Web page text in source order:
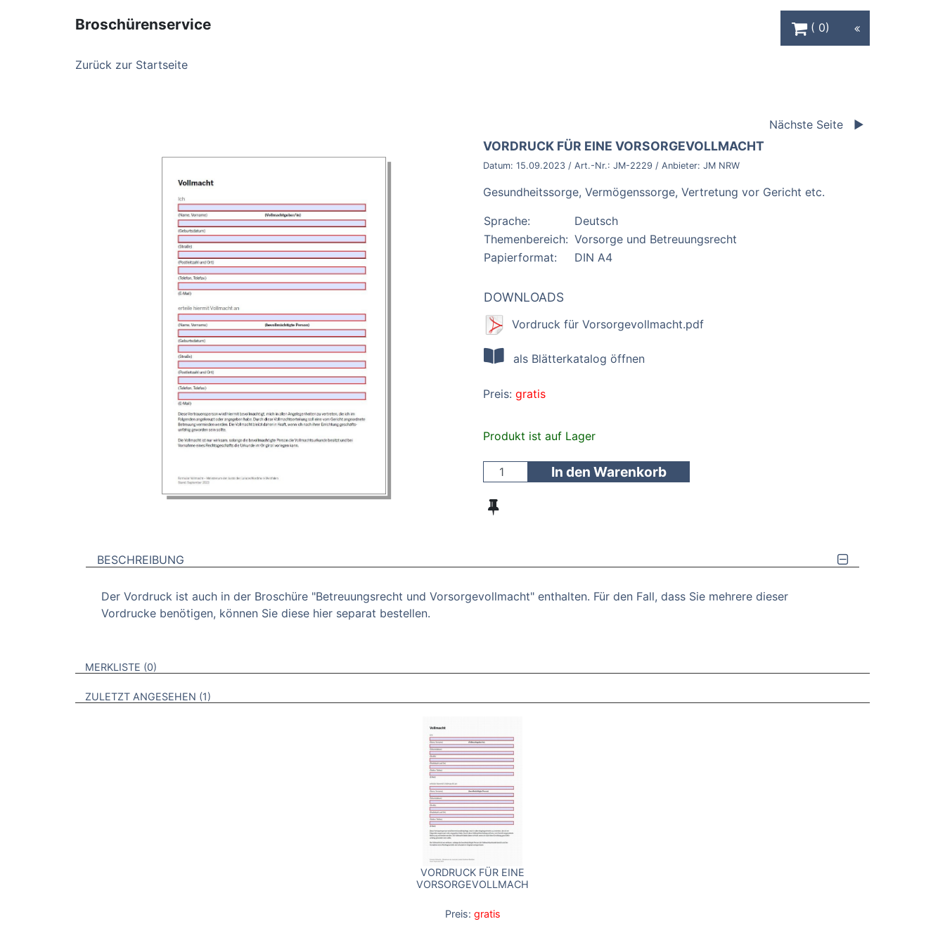
Broschürenservice
0
Zurück zur Startseite
Nächste Seite
BROSCHÜRE:
VORDRUCK FÜR EINE VORSORGEVOLLMACHT
Datum: 15.09.2023 / Art.-Nr.: JM-2229 / Anbieter: JM NRW
Gesundheitssorge, Vermögenssorge, Vertretung vor Gericht etc.
Sprache:
Deutsch
Themenbereich: Vorsorge und Betreuungsrecht
Papierformat:
DIN A4
DOWNLOADS
Vordruck für Vorsorgevollmacht.pdf
als Blätterkatalog öffnen
Preis: gratis
Produkt ist auf Lager
In den Warenkorb
BESCHREIBUNG
Der Vordruck ist auch in der Broschüre "Betreuungsrecht und Vorsorgevollmacht" enthalten. Für den Fall, dass Sie mehrere dieser
Vordrucke benötigen, können Sie diese hier separat bestellen.
VERWEISE AUF VERMERKTE- ODER ZULETZT ANGESEHENE BROSCHÜREN
MERKLISTE 0
ZULETZT ANGESEHEN 1
VORDRUCK FÜR EINE
VORSORGEVOLLMACHT
Preis: gratis